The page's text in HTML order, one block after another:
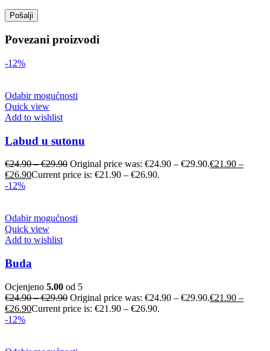
Povezani proizvodi
-12%
Odabir mogućnosti
Quick view
Add to wishlist
Labud u sutonu
€24.90–€29.90 Original price was: €24.90 – €29.90.€21.90 –
€26.90Current price is: €21.90 – €26.90.
-12%
Odabir mogućnosti
Quick view
Add to wishlist
Buda
Ocjenjeno 5.00 od 5
€24.90–€29.90 Original price was: €24.90 – €29.90.€21.90 –
€26.90Current price is: €21.90 – €26.90.
-12%